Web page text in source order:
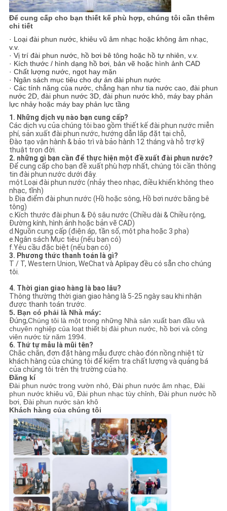
Để cung cấp cho bạn thiết kế phù hợp, chúng tôi cần thêm
chi tiết
· Loại đài phun nước, khiêu vũ âm nhạc hoặc không âm nhạc,
v.v.
· Vị trí đài phun nước, hồ bơi bê tông hoặc hồ tự nhiên, v.v.
· Kích thước / hình dạng hồ bơi, bản vẽ hoặc hình ảnh CAD
· Chất lượng nước, ngọt hay mặn
· Ngân sách mục tiêu cho dự án đài phun nước
· Các tính năng của nước, chẳng hạn như tia nước cao, đài phun
nước 2D, đài phun nước 3D, đài phun nước khô, máy bay phản
lực nhảy hoặc máy bay phản lực tầng
1. Những dịch vụ nào bạn cung cấp?
Các dịch vụ của chúng tôi bao gồm thiết kế đài phun nước miễn
phí, sản xuất đài phun nước, hướng dẫn lắp đặt tại chỗ,
Đào tạo vận hành & bảo trì và bảo hành 12 tháng và hỗ trợ kỹ
thuật trọn đời.
2. những gì bạn cần để thực hiện một đề xuất đài phun nước?
Để cung cấp cho bạn đề xuất phù hợp nhất, chúng tôi cần thông
tin đài phun nước dưới đây.
một.Loại đài phun nước (nhảy theo nhạc, điều khiển không theo
nhạc, tĩnh)
b.Địa điểm đài phun nước (Hồ hoặc sông, Hồ bơi nước bằng bê
tông)
c.Kích thước đài phun & Độ sâu nước (Chiều dài & Chiều rộng,
Đường kính, hình ảnh hoặc bản vẽ CAD)
d.Nguồn cung cấp (điện áp, tần số, một pha hoặc 3 pha)
e.Ngân sách Mục tiêu (nếu bạn có)
f.Yêu cầu đặc biệt (nếu bạn có)
3. Phương thức thanh toán là gì?
T / T, Western Union, WeChat và Aplipay đều có sẵn cho chúng
tôi.
4. Thời gian giao hàng là bao lâu?
Thông thường thời gian giao hàng là 5-25 ngày sau khi nhận
được thanh toán trước.
5. Bạn có phải là Nhà máy:
Đúng,Chúng tôi là một trong những Nhà sản xuất ban đầu và
chuyên nghiệp của loạt thiết bị đài phun nước, hồ bơi và công
viên nước từ năm 1994.
6. Thứ tự mẫu là mũi tên?
Chắc chắn, đơn đặt hàng mẫu được chào đón nồng nhiệt từ
khách hàng của chúng tôi để kiểm tra chất lượng và quảng bá
của chúng tôi trên thị trường của họ.
Đăng kí
Đài phun nước trong vườn nhỏ, Đài phun nước âm nhạc, Đài
phun nước khiêu vũ, Đài phun nhạc tùy chỉnh, Đài phun nước hồ
bơi, Đài phun nước sàn khô
Khách hàng của chúng tôi